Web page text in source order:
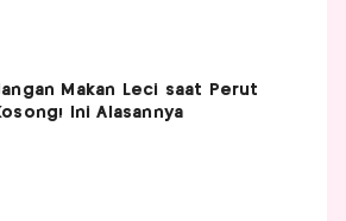
Makan Leci saat Perut
Ini Alasannya